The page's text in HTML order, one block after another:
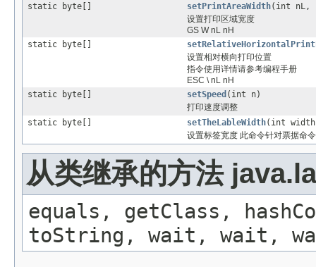
static byte[]
setPrintAreaWidth(int nL,
设置打印区域宽度
GS W nL nH
static byte[]
设置相对横向打印位置
指令使用详情请参考编程手册
ESC \ nL nH
static byte[]
setSpeed (int n)
打印速度调整
static byte[]
setTheLableWidth(int
设置标签宽度 此命令针对票据命
从类继承的方法
equals, getClass,
toString, wait, wait,